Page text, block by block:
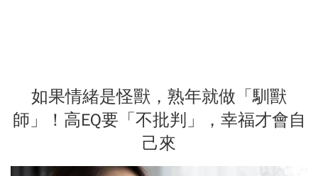
如果情緒是怪獸，熟年就做「馴獸
師」！高EQ要「不批判」，幸福才會自
己來